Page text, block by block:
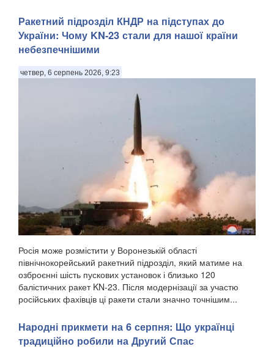
Ракетний підрозділ КНДР на підступах до
України: Чому KN-23 стали для нашої країни
небезпечнішими
четвер, 6 серпень 2026, 9:23
Росія може розмістити у Воронезькій області
північнокорейський ракетний підрозділ, який матиме на
озброєнні шість пускових установок і близько 120
балістичних ракет KN-23. Після модернізації за участю
російських фахівців ці ракети стали значно точнішим...
Народні прикмети на 6 серпня: Що українці
традиційно робили на Другий Спас